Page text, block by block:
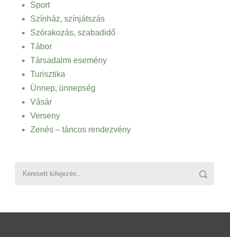
Sport
Színház, színjátszás
Szórakozás, szabadidő
Tábor
Társadalmi esemény
Turisztika
Ünnep, ünnepség
Vásár
Verseny
Zenés – táncos rendezvény